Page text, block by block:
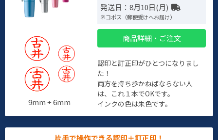
9mm + 6mm
発送日：8月10日(月)
ネコポス（郵便受けへお届け）
商品詳細・ご注文
認印と訂正印がひとつになりまし
た！
両方を持ち歩かねばならない人
は、これ１本でOKです。
インクの色は朱色です。
片手で操作できる認印＋訂正印！